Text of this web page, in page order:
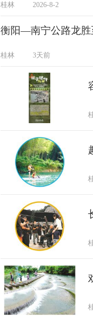
桂林 2026-8-2
衡阳—南宁公路龙胜
桂林 3天前